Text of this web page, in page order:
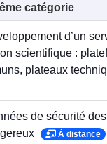
catégorie
d’un
scientifique :
plateaux
de sécurité
À distance